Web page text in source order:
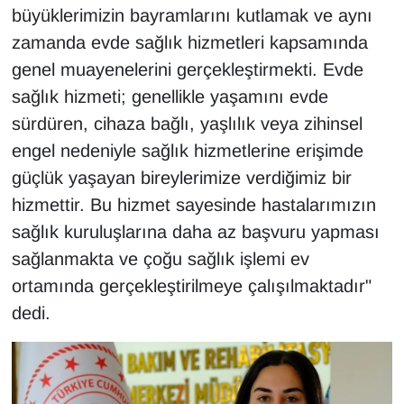
büyüklerimizin bayramlarını kutlamak ve aynı
zamanda evde sağlık hizmetleri kapsamında
genel muayenelerini gerçekleştirmekti. Evde
sağlık hizmeti; genellikle yaşamını evde
sürdüren, cihaza bağlı, yaşlılık veya zihinsel
engel nedeniyle sağlık hizmetlerine erişimde
güçlük yaşayan bireylerimize verdiğimiz bir
hizmettir. Bu hizmet sayesinde hastalarımızın
sağlık kuruluşlarına daha az başvuru yapması
sağlanmakta ve çoğu sağlık işlemi ev
ortamında gerçekleştirilmeye çalışılmaktadır"
dedi.
POLİTİKA
Resmi İlanlar
RÖPORTAJ
SAĞLIK
Seri İlan
Sinema - TV
SİYASET
SPOR
TEBRİK